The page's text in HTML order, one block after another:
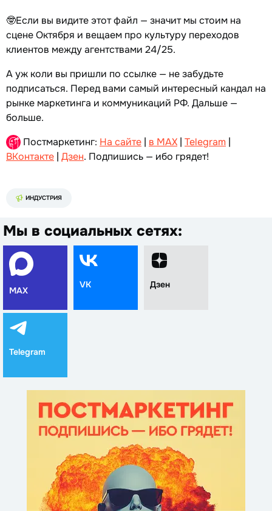
🤓Если вы видите этот файл — значит мы стоим на
сцене Октября и вещаем про культуру переходов
клиентов между агентствами 24/25.
А уж коли вы пришли по ссылке — не забудьте
подписаться. Перед вами самый интересный кандал на
рынке маркетинга и коммуникаций РФ. Дальше —
больше.
Постмаркетинг: На сайте | в MAX | Telegram |
ВКонтакте | Дзен. Подпишись — ибо грядет!
ИНДУСТРИЯ
Мы в социальных сетях:
MAX
VK Дзен
Telegram